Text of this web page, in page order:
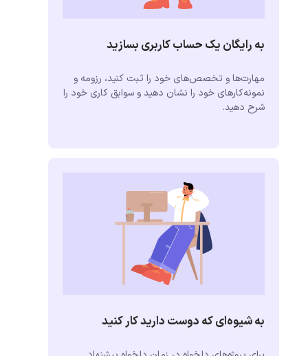
به رایگان یک حساب کاربری بسازید
مهارت‌ها و تخصص‌های خود را ثبت کنید، رزومه و
نمونه‌کارهای خود را نشان دهید و سوابق کاری خود را
شرح دهید.
به شیوه‌ای که دوست دارید کار کنید